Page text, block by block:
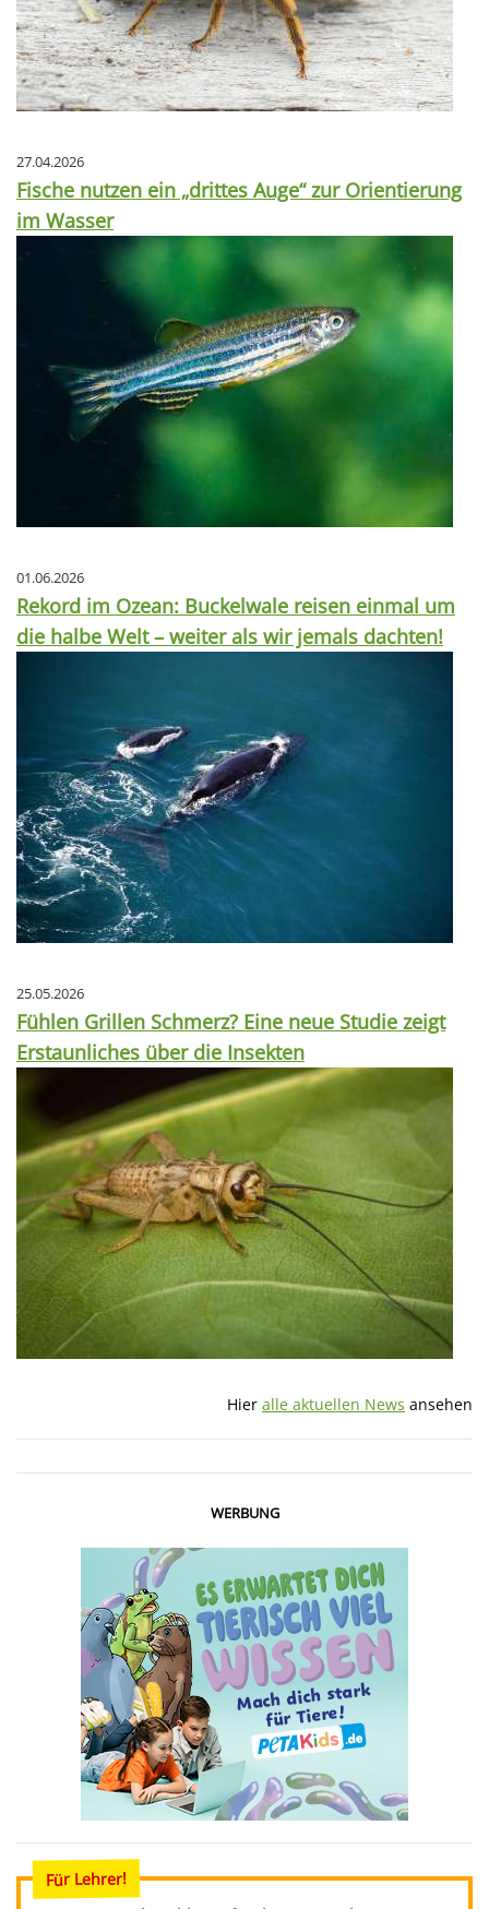
27.04.2026
Fische nutzen ein „drittes Auge“ zur Orientierung
im Wasser
01.06.2026
Rekord im Ozean: Buckelwale reisen einmal um
die halbe Welt – weiter als wir jemals dachten!
25.05.2026
Fühlen Grillen Schmerz? Eine neue Studie zeigt
Erstaunliches über die Insekten
Hier alle aktuellen News ansehen
WERBUNG
Für Lehrer!